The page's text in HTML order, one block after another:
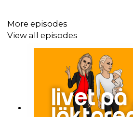
More episodes
View all episodes